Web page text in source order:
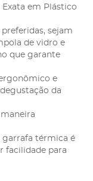
em Plástico
sejam
de vidro e
que garante
e
da
garrafa térmica é
facilidade para